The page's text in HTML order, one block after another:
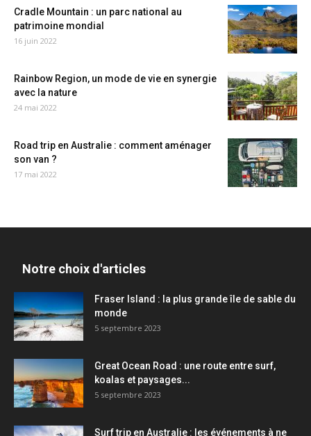
Cradle Mountain : un parc national au
patrimoine mondial
16 juin 2022
Rainbow Region, un mode de vie en synergie
avec la nature
24 mai 2022
Road trip en Australie : comment aménager
son van ?
17 mai 2022
Notre choix d'articles
Fraser Island : la plus grande île de sable du
monde
5 septembre 2023
Great Ocean Road : une route entre surf,
koalas et paysages...
5 septembre 2023
Surf trip en Australie : les événements à ne